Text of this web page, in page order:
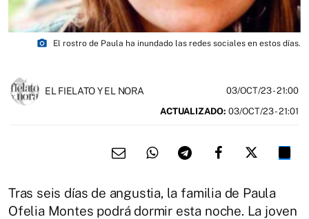
photo_camera El rostro de Paula ha inundado las redes sociales en estos días.
EL FIELATO Y EL NORA 03/OCT/23- 21:00
ACTUALIZADO: 03/OCT/23 - 21:01
Tras seis días de angustia, la familia de Paula
Ofelia Montes podrá dormir esta noche. La joven